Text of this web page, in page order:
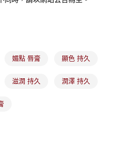
哥大用戶可立即使用無須另外申請。
額請依後續交易確認頁面所載為準。
交易或遇審核未通過，訂單將自動取
表示未達大哥付你分期系統評分，恕無
付你分期」於每月結算日後寄送繳費提
「超商條碼／台灣大直營門市／銀行轉
公司」（以下簡稱本公司）所提供，讓
上)免運費
媚點 唇膏 顯色 持久
滋潤 持久 潤澤 持久